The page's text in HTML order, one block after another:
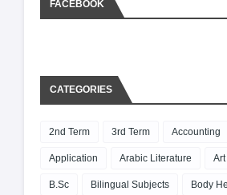
FACEBOOK
CATEGORIES
2nd Term 3rd Term Accounting
Application Arabic Literature Art
B.Sc Bilingual Subjects Body